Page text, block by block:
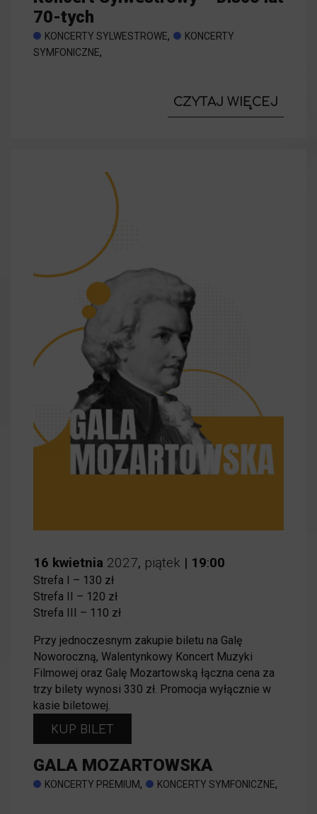
70-tych
KONCERTY SYLWESTROWE,
KONCERTY
SYMFONICZNE,
CZYTAJ WIĘCEJ
16 kwietnia 2027, piątek | 19:00
Strefa I – 130 zł
Strefa II – 120 zł
Strefa III – 110 zł
Przy jednoczesnym zakupie biletu na Galę
Noworoczną, Walentynkowy Koncert Muzyki
Filmowej oraz Galę Mozartowską łączna cena za
trzy bilety wynosi 330 zł. Promocja wyłącznie w
kasie biletowej.
KUP BILET
GALA MOZARTOWSKA
KONCERTY PREMIUM, KONCERTY SYMFONICZNE,